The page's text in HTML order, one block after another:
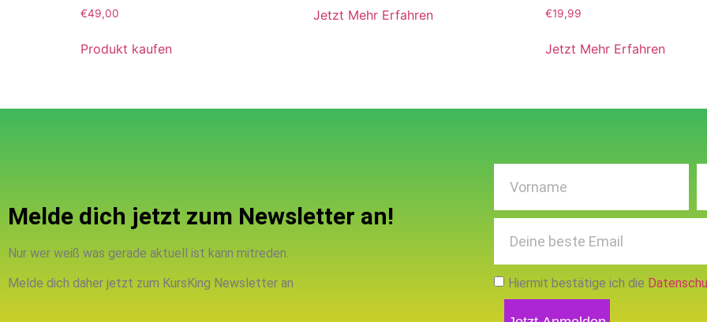
€49,00
Produkt kaufen
Jetzt Mehr Erfahren €19,99
Jetzt Mehr Erfahren
Melde dich jetzt zum Newsletter an!
Nur wer weiß was gerade aktuell ist kann mitreden.
Melde dich daher jetzt zum KursKing Newsletter an Hiermit bestätige ich die